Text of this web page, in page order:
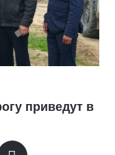
приведут в